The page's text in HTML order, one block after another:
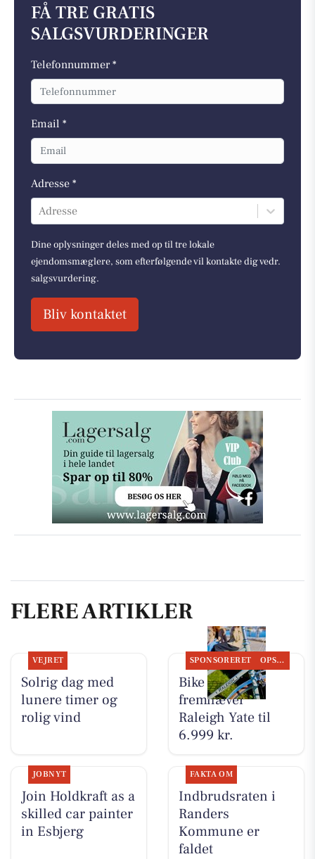
FÅ TRE GRATIS
SALGSVURDERINGER
Telefonnummer *
Email *
Adresse *
Adresse
Dine oplysninger deles med op til tre lokale
ejendomsmæglere, som efterfølgende vil kontakte dig vedr.
salgsvurdering.
Bliv kontaktet
FLERE ARTIKLER
VEJRET
Solrig dag med
lunere timer og
rolig vind
SPONSORERET OPSLAGSTAVLEN
Bike Repair
fremhæver
Raleigh Yate til
6.999 kr.
JOBNYT
Join Holdkraft as a
skilled car painter
in Esbjerg
FAKTA OM
Indbrudsraten i
Randers
Kommune er
faldet